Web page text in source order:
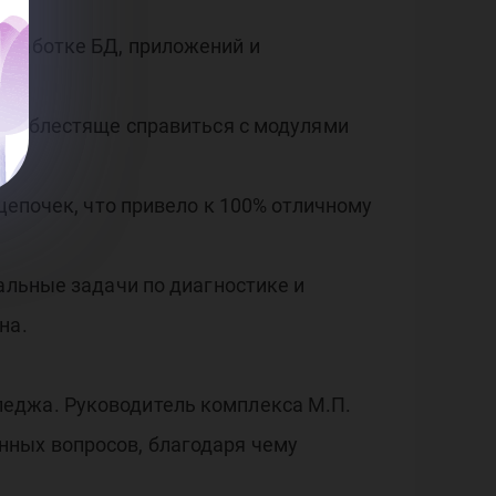
БД, приложений и
блестяще справиться с модулями
что привело к 100% отличному
задачи по диагностике и
Руководитель комплекса М.П.
вопросов, благодаря чему